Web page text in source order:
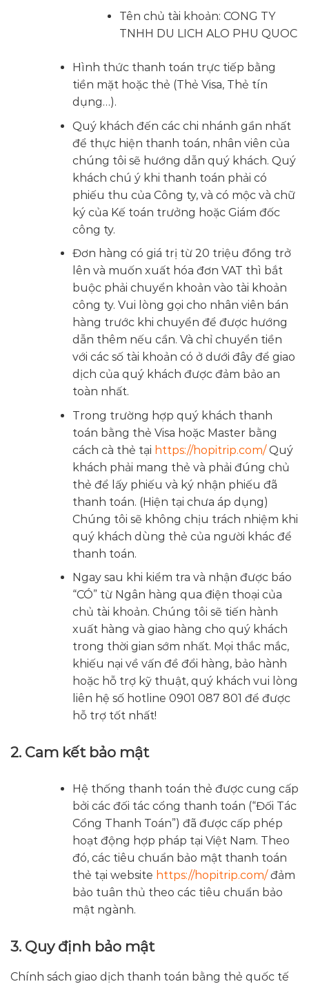
Tên chủ tài khoản: CONG TY
TNHH DU LICH ALO PHU QUOC
Hình thức thanh toán trực tiếp bằng
tiền mặt hoặc thẻ (Thẻ Visa, Thẻ tín
dụng…).
Quý khách đến các chi nhánh gần nhất
để thực hiện thanh toán, nhân viên của
chúng tôi sẽ hướng dẫn quý khách. Quý
khách chú ý khi thanh toán phải có
phiếu thu của Công ty, và có mộc và chữ
ký của Kế toán trưởng hoặc Giám đốc
công ty.
Đơn hàng có giá trị từ 20 triệu đồng trở
lên và muốn xuất hóa đơn VAT thì bắt
buộc phải chuyển khoản vào tài khoản
công ty. Vui lòng gọi cho nhân viên bán
hàng trước khi chuyển để được hướng
dẫn thêm nếu cần. Và chỉ chuyển tiền
với các số tài khoản có ở dưới đây để giao
dịch của quý khách được đảm bảo an
toàn nhất.
Trong trường hợp quý khách thanh
toán bằng thẻ Visa hoặc Master bằng
cách cà thẻ tại https://hopitrip.com/Quý
khách phải mang thẻ và phải đúng chủ
thẻ để lấy phiếu và ký nhận phiếu đã
thanh toán. (Hiện tại chưa áp dụng)
Chúng tôi sẽ không chịu trách nhiệm khi
quý khách dùng thẻ của người khác để
thanh toán.
Ngay sau khi kiểm tra và nhận được báo
“CÓ” từ Ngân hàng qua điện thoại của
chủ tài khoản. Chúng tôi sẽ tiến hành
xuất hàng và giao hàng cho quý khách
trong thời gian sớm nhất. Mọi thắc mắc,
khiếu nại về vấn đề đổi hàng, bảo hành
hoặc hỗ trợ kỹ thuật, quý khách vui lòng
liên hệ số hotline 0901 087 801 để được
hỗ trợ tốt nhất!
2. Cam kết bảo mật
Hệ thống thanh toán thẻ được cung cấp
bởi các đối tác cổng thanh toán (“Đối Tác
Cổng Thanh Toán”) đã được cấp phép
hoạt động hợp pháp tại Việt Nam. Theo
đó, các tiêu chuẩn bảo mật thanh toán
thẻ tại website https://hopitrip.com/đảm
bảo tuân thủ theo các tiêu chuẩn bảo
mật ngành.
3. Quy định bảo mật
Chính sách giao dịch thanh toán bằng thẻ quốc tế